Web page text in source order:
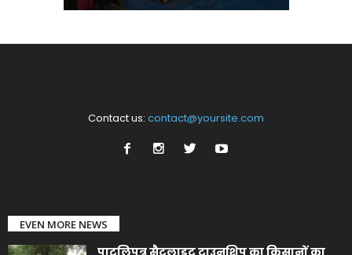
Contact us: contact@yoursite.com
EVEN MORE NEWS
पाटलिपुत्र सैटलाइट टाउनशिप का किसानों का